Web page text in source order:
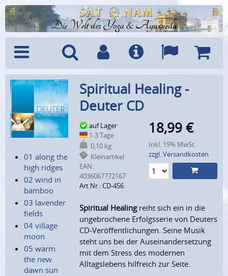
Die Welt des Yoga & Ayurveda
Menü SucheBenutzerkonto
Info Sprachen
01 along the
high ridges
02 wind in
bamboo
03 lavender
fields
04 village
moon
05 warm
the new
dawn sun
Spiritual Healing -
Deuter CD
auf Lager
1-3 Tage
0,10 kg
Kleinartikel
EAN:
4036067772167
Art.Nr.: CD-456
18,99 €
Inkl. 19% MwSt.
zzgl. Versandkosten
Spiritual Healingreiht sich ein in die
ungebrochene Erfolgsserie von Deuters
CD-Veröffentlichungen. Seine Musik
steht uns bei der Auseinandersetzung
mit dem Stress des modernen
Alltagslebens hilfreich zur Seite.